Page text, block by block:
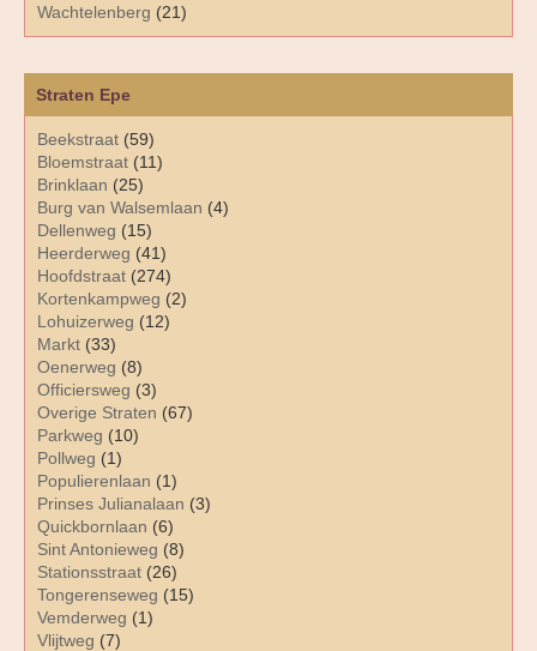
Straten Epe
Beekstraat (59)
Bloemstraat (11)
Brinklaan (25)
Burg van Walsemlaan (4)
Dellenweg (15)
Heerderweg (41)
Hoofdstraat (274)
Kortenkampweg (2)
Lohuizerweg (12)
Markt (33)
Oenerweg (8)
Officiersweg (3)
Overige Straten (67)
Parkweg (10)
Pollweg (1)
Populierenlaan (1)
Prinses Julianalaan (3)
Quickbornlaan (6)
Sint Antonieweg (8)
Stationsstraat (26)
Tongerenseweg (15)
Vemderweg (1)
Vlijtweg (7)
Wachtelenberg (21)